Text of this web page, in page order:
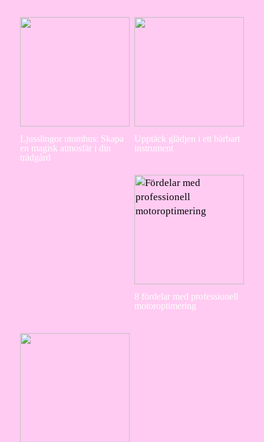
Ljusslingor utomhus: Skapa
en magisk atmosfär i din
trädgård
Upptäck glädjen i ett bärbart
instrument
8 fördelar med professionell
motoroptimering